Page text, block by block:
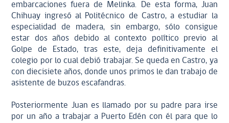
embarcaciones fuera de Melinka. De esta forma, Juan
Chihuay ingresó al Politécnico de Castro, a estudiar la
especialidad de madera, sin embargo, sólo consigue
estar dos años debido al contexto político previo al
Golpe de Estado, tras este, deja definitivamente el
colegio por lo cual debió trabajar. Se queda en Castro, ya
con diecisiete años, donde unos primos le dan trabajo de
asistente de buzos escafandras.
Posteriormente Juan es llamado por su padre para irse
por un año a trabajar a Puerto Edén con él para que lo